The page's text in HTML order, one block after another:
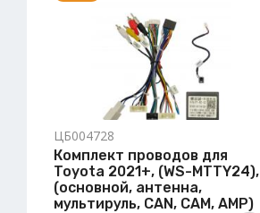
ЦБ004728
Комплект проводов для
Toyota 2021+, (WS-MTTY24),
(основной, антенна,
мультируль, CAN, CAM, AMP)